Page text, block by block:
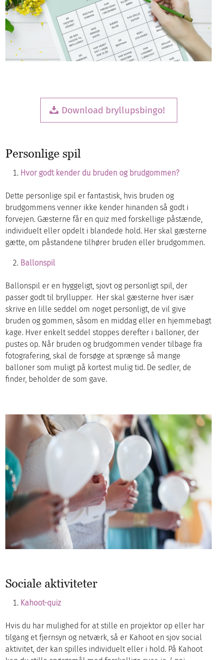
Download bryllupsbingo!
Personlige spil
Hvor godt kender du bruden og brudgommen?
Dette personlige spil er fantastisk, hvis bruden og
brudgommens venner ikke kender hinanden så godt i
forvejen. Gæsterne får en quiz med forskellige påstænde,
individuelt eller opdelt i blandede hold. Her skal gæsterne
gætte, om påstandene tilhører bruden eller brudgommen.
Ballonspil
Ballonspil er en hyggeligt, sjovt og personligt spil, der
passer godt til bryllupper. Her skal gæsterne hver især
skrive en lille seddel om noget personligt, de vil give
bruden og gommen, såsom en middag eller en hjemmebagt
kage. Hver enkelt seddel stoppes derefter i balloner, der
pustes op. Når bruden og brudgommen vender tilbage fra
fotografering, skal de forsøge at sprænge så mange
balloner som muligt på kortest mulig tid. De sedler, de
finder, beholder de som gave.
Sociale aktiviteter
Kahoot-quiz
Hvis du har mulighed for at stille en projektor op eller har
tilgang et fjernsyn og netværk, så er Kahoot en sjov social
aktivitet, der kan spilles individuelt eller i hold. På Kahoot